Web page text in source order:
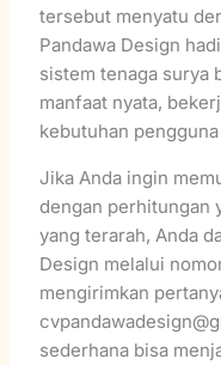
tersebut menyatu
Pandawa Design
sistem tenaga surya
manfaat nyata,
kebutuhan
Jika Anda ingin
dengan perhitungan
yang terarah, Anda
Design melalui
mengirimkan
sederhana bisa